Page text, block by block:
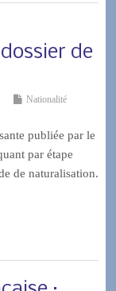
de
Nationalité
publiée par le
par étape
de naturalisation.